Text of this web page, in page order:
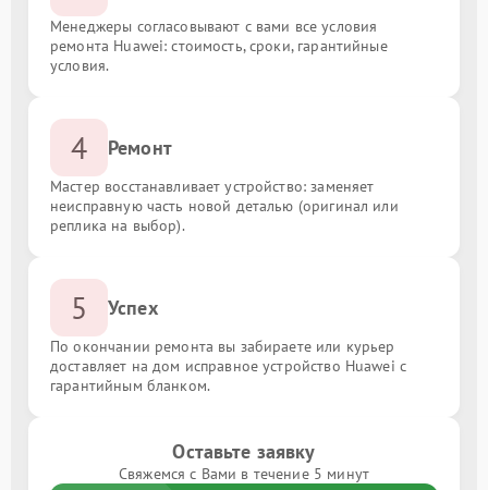
Менеджеры согласовывают с вами все условия
ремонта Huawei: стоимость, сроки, гарантийные
условия.
4 Ремонт
Мастер восстанавливает устройство: заменяет
неисправную часть новой деталью (оригинал или
реплика на выбор).
5 Успех
По окончании ремонта вы забираете или курьер
доставляет на дом исправное устройство Huawei с
гарантийным бланком.
Оставьте заявку
Свяжемся с Вами в течение 5 минут